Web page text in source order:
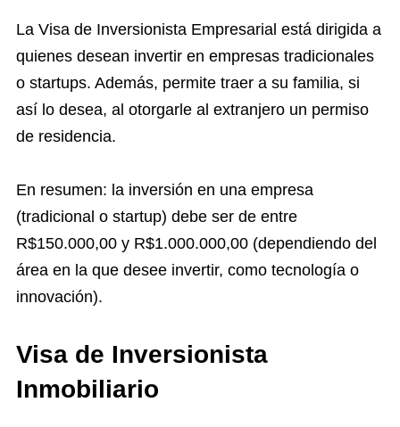
La Visa de Inversionista Empresarial está dirigida a
quienes desean invertir en empresas tradicionales
o startups. Además, permite traer a su familia, si
así lo desea, al otorgarle al extranjero un permiso
de residencia.
En resumen: la inversión en una empresa
(tradicional o startup) debe ser de entre
R$150.000,00 y R$1.000.000,00 (dependiendo del
área en la que desee invertir, como tecnología o
innovación).
Visa de Inversionista
Inmobiliario